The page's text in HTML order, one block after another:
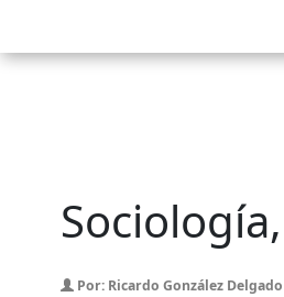
Por: Ricardo González Delgado